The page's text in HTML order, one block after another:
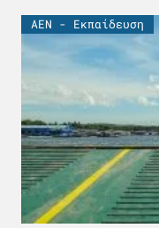
ΑΕΝ - Εκπαίδευση